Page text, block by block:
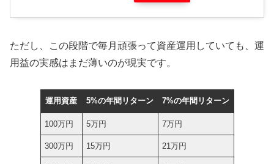
ただし、この段階で毎月頑張って資産運用していても、運
用益の実感はまだ薄いのが現実です。
運用資産 5%の年間リターン 7%の年間リターン
100万円 5万円 7万円
300万円 15万円 21万円